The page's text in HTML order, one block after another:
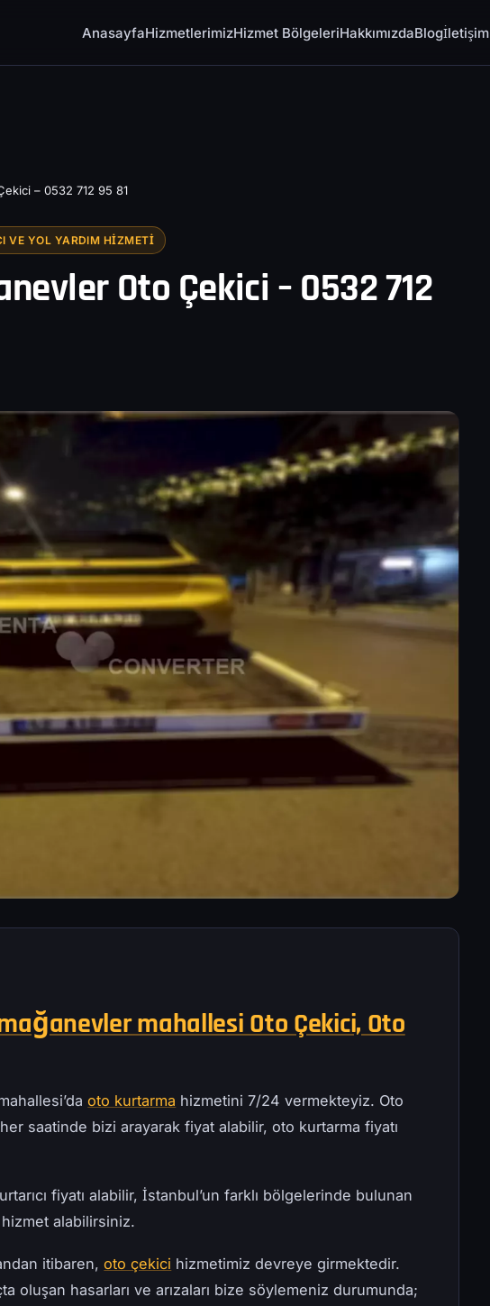
AnasayfaHizmetlerimizHizmet BölgeleriHakkımızdaBlogİletişim
– 0532 712 95 81
VE YOL YARDIM HIZMETI
Oto Çekici – 0532 712
mahallesi Oto Çekici, Oto
oto kurtarma hizmetini 7/24 vermekteyiz. Oto
saatinde bizi arayarak fiyat alabilir, oto kurtarma fiyatı
fiyatı alabilir, İstanbul’un farklı bölgelerinde bulunan
alabilirsiniz.
itibaren,oto çekici hizmetimiz devreye girmektedir.
oluşan hasarları ve arızaları bize söylemeniz durumunda;